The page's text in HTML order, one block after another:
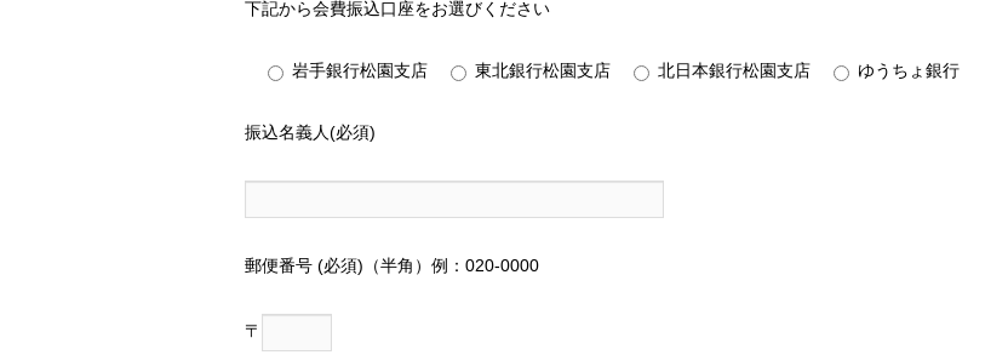
下記から会費振込口座をお選びください
岩手銀行松園支店 東北銀行松園支店 北日本銀行松園支店 ゆうちょ銀行
振込名義人(必須)
郵便番号 (必須)（半角）例：020-0000
〒